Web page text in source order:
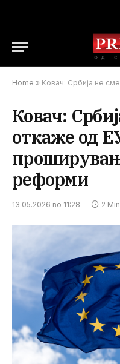
Home » Ковач: Србија не смее да се
Ковач:
откаже од
реформи
13.05.2026 во 11:28 2